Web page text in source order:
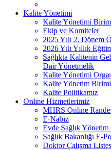
Kalite Yönetimi
Kalite Yönetimi
Ekip ve Komiteler
2025 Yılı 2. Dönem
2026 Yılı Yıllık
Sağlıkta Kalitenin
Dair Yönetmelik
Kalite Yönetimi
Kalite Yönetim
Kalite Politikamız
Online Hizmetlerimiz
MHRS Online
E-Nabız
Evde Sağlık Yönetim
Sağlık Bakanlığı E-
Doktor Çalışma